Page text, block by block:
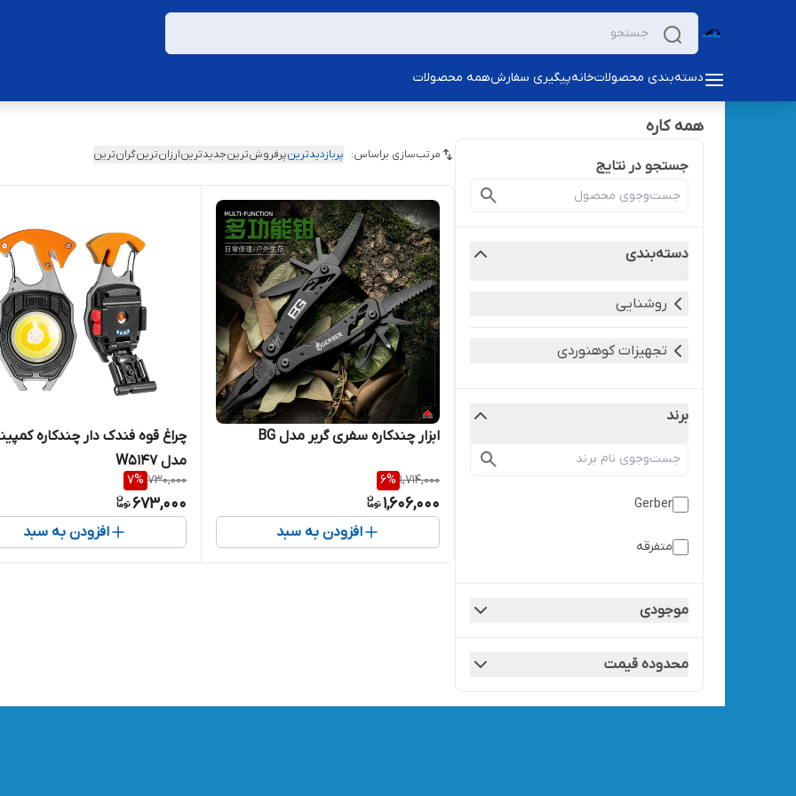
دسته‌بندی محصولاتخانهپیگیری سفارشهمه محصولات
همه کاره
جستجو در نتایج
دسته‌بندی
روشنایی
تجهیزات کوهنوردی
برند
Gerber
متفرقه
موجودی
محدوده قیمت
مرتب‌سازی براساس: پربازدیدترینپرفروش‌ترینجدیدترینارزان‌ترینگران‌ترین
ابزار چندکاره سفری گربر مدل BG
1,714,000
6%
1,606,000
افزودن به سبد
چراغ قوه فندک دار چندکاره
مدل W5147
730,000
7%
673,000
افزودن به سبد